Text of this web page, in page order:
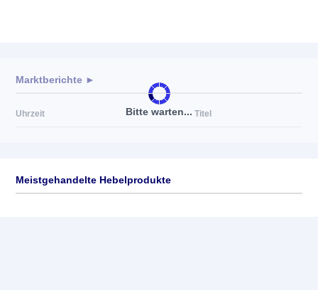
Bitte warten...
Marktberichte ►
Uhrzeit Titel
Meistgehandelte Hebelprodukte